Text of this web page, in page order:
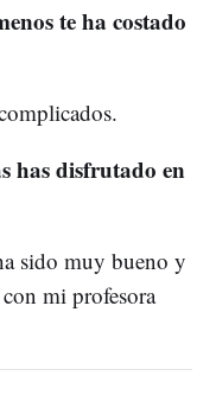
te ha costado
has disfrutado en
sido muy bueno y
mi profesora